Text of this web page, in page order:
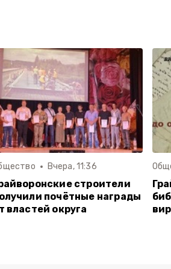
Вчера, 11:36
строители
почётные награды
властей округа